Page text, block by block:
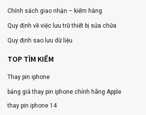
Chính sách giao nhận – kiểm hàng
Quy định về việc lưu trữ thiết bị sửa chữa
Quy định sao lưu dữ liệu
TOP TÌM KIẾM
Thay pin iphone
bảng giá thay pin iphone chính hãng Apple
thay pin iphone 14